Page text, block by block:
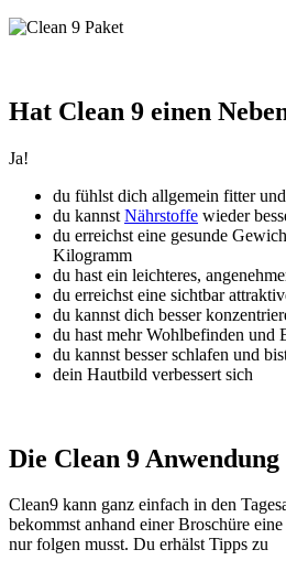
Hat Clean 9 einen
Ja!
du fühlst dich allgemein fitter
du kannst Nährstoffe wieder
du erreichst eine gesunde
Kilogramm
du hast ein leichteres,
du erreichst eine sichtbar
du kannst dich besser
du hast mehr Wohlbefinden und
du kannst besser schlafen und
dein Hautbild verbessert sich
Die Clean 9 Anwendung
Clean9 kann ganz einfach in den
bekommst anhand einer Broschüre
nur folgen musst. Du erhälst Tipps zu